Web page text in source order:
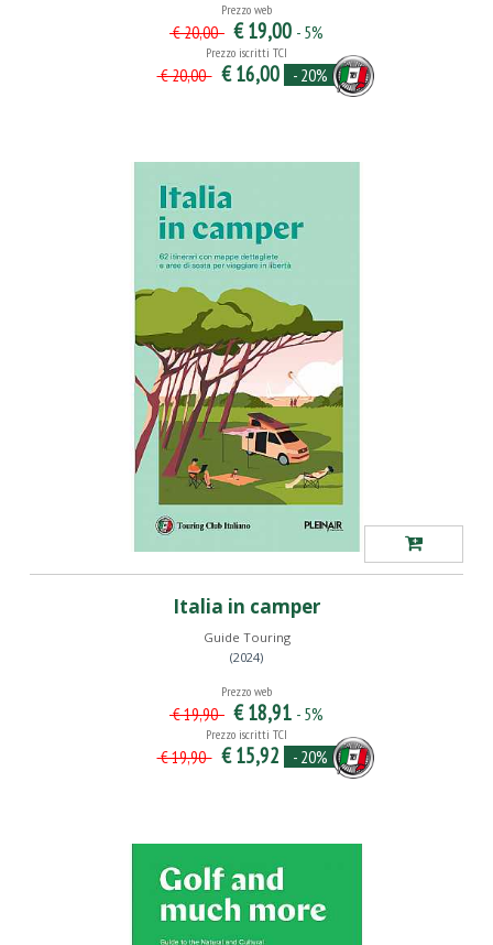
Prezzo web
€ 20,00 € 19,00 - 5%
Prezzo iscritti TCI
€ 20,00 € 16,00 - 20%
Italia in camper
Guide Touring
(2024)
Prezzo web
€ 19,90 € 18,91 - 5%
Prezzo iscritti TCI
€ 19,90 € 15,92 - 20%